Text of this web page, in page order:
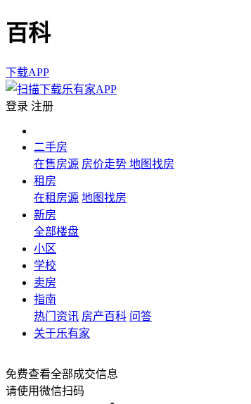
百科
下载APP
登录 注册
二手房
在售房源 房价走势 地图找房
租房
在租房源 地图找房
新房
全部楼盘
小区
学校
卖房
指南
热门资讯 房产百科 问答
关于乐有家
免费查看全部成交信息
请使用微信扫码